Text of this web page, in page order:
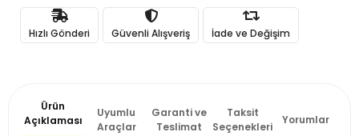
Hızlı Gönderi Güvenli Alışveriş İade ve Değişim
Ürün
Açıklaması
Uyumlu
Araçlar
Garanti ve
Teslimat
Taksit
Seçenekleri
Yorumlar